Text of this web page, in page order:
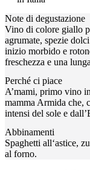
Note di degustazione
Vino di colore giallo
agrumate, spezie
inizio morbido e
freschezza e una
Perché ci piace
A’mami, primo vino
mamma Armida che,
intensi del sole e
Abbinamenti
Spaghetti all‘astice,
al forno.